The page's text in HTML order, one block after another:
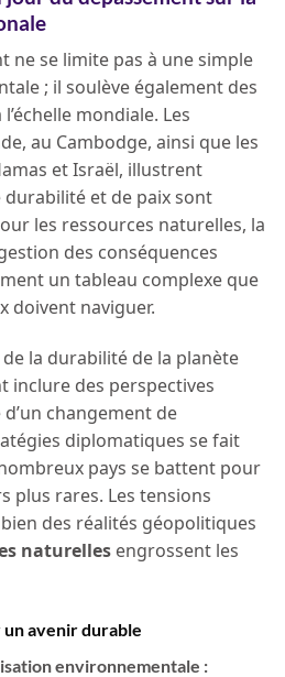
ne se limite pas à une simple
; il soulève également des
mondiale. Les
au Cambodge, ainsi que les
et Israël, illustrent
et de paix sont
les ressources naturelles, la
des conséquences
un tableau complexe que
doivent naviguer.
la durabilité de la planète
inclure des perspectives
changement de
diplomatiques se fait
pays se battent pour
plus rares. Les tensions
des réalités géopolitiques
naturelles engrossent les
avenir durable
environnementale :